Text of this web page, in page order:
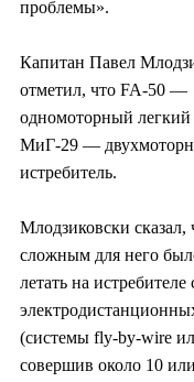
проблемы».
Капитан Павел
отметил, что FA-50 —
одномоторный легкий
МиГ-29 —
истребитель.
Млодзиковски
сложным для него
летать на
(системы fly-by-wire
совершив около 10